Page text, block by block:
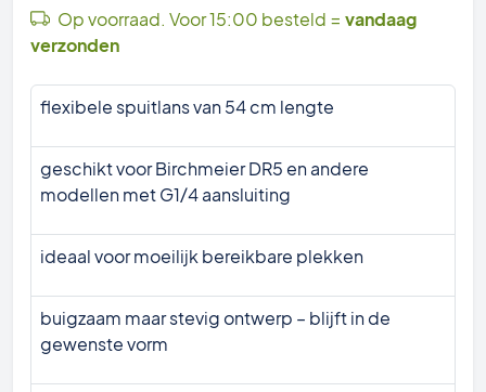
Op voorraad. Voor 15:00 besteld = vandaag
verzonden
flexibele spuitlans van 54 cm lengte
geschikt voor Birchmeier DR5 en andere
modellen met G1/4 aansluiting
ideaal voor moeilijk bereikbare plekken
buigzaam maar stevig ontwerp – blijft in de
gewenste vorm